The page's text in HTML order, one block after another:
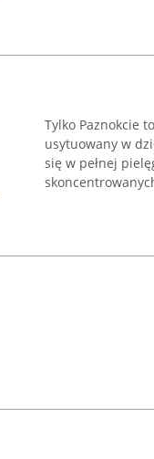
Tylko Paznokcie
usytuowany w
się w pełnej